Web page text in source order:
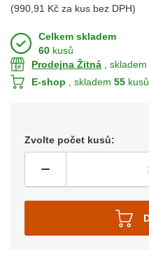
(990,91 Kč za kus bez DPH)
Celkem skladem
60 kusů
Prodejna Žitná , skladem
E-shop , skladem 55 kusů
Zvolte počet kusů: